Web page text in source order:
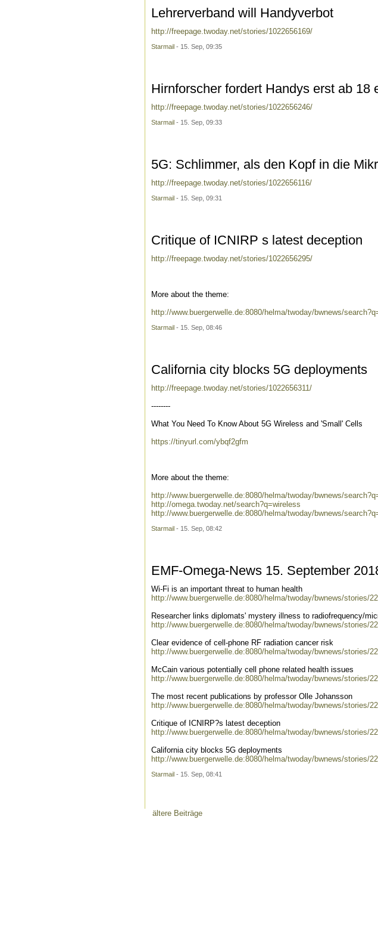
Lehrerverband will Handyverbot
http://freepage.twoday.net/stories/1022656169/
Starmail - 15. Sep, 09:35
Hirnforscher fordert Handys erst ab 18
http://freepage.twoday.net/stories/1022656246/
Starmail - 15. Sep, 09:33
5G: Schlimmer, als den Kopf in die
http://freepage.twoday.net/stories/1022656116/
Starmail - 15. Sep, 09:31
Critique of ICNIRP s latest deception
http://freepage.twoday.net/stories/1022656295/
More about the theme:
http://www.buergerwelle.de:8080/helma/twoday/bwnews/
Starmail - 15. Sep, 08:46
California city blocks 5G deployments
http://freepage.twoday.net/stories/1022656311/
--------
What You Need To Know About 5G Wireless and 'Small' Cells
https://tinyurl.com/ybqf2gfm
More about the theme:
http://www.buergerwelle.de:8080/helma/twoday/bwnews/
http://omega.twoday.net/search?q=wireless
http://www.buergerwelle.de:8080/helma/twoday/bwnews/
Starmail - 15. Sep, 08:42
EMF-Omega-News 15. September
Wi-Fi is an important threat to human health
http://www.buergerwelle.de:8080/helma/twoday/bwnews/stories/
Researcher links diplomats' mystery illness to radiofrequency/
http://www.buergerwelle.de:8080/helma/twoday/bwnews/stories/
Clear evidence of cell-phone RF radiation cancer risk
http://www.buergerwelle.de:8080/helma/twoday/bwnews/stories/
McCain various potentially cell phone related health issues
http://www.buergerwelle.de:8080/helma/twoday/bwnews/stories/
The most recent publications by professor Olle Johansson
http://www.buergerwelle.de:8080/helma/twoday/bwnews/stories/
Critique of ICNIRP?s latest deception
http://www.buergerwelle.de:8080/helma/twoday/bwnews/stories/
California city blocks 5G deployments
http://www.buergerwelle.de:8080/helma/twoday/bwnews/stories/
Starmail - 15. Sep, 08:41
ältere Beiträge